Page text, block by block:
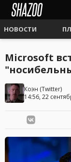
НОВОСТИ
Microsoft
Коэн (Twitter)
14:56, 22